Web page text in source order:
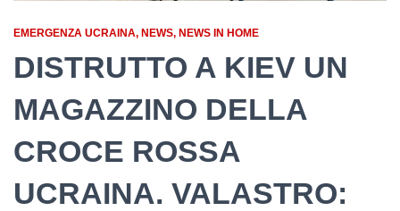
EMERGENZA UCRAINA NEWS NEWS IN HOME
DISTRUTTO A KIEV UN
MAGAZZINO DELLA
CROCE ROSSA
UCRAINA. VALASTRO: